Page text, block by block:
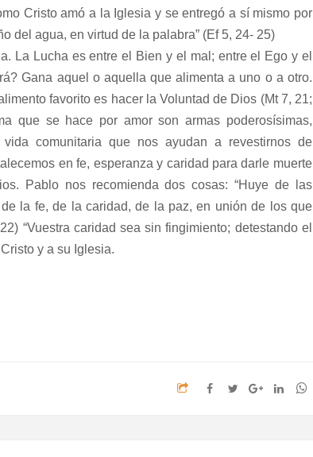
Cristo amó a la Iglesia y se entregó a sí mismo por
del agua, en virtud de la palabra” (Ef 5, 24- 25)
La Lucha es entre el Bien y el mal; entre el Ego y el
Gana aquel o aquella que alimenta a uno o a otro.
favorito es hacer la Voluntad de Dios (Mt 7, 21;
que se hace por amor son armas poderosísimas,
comunitaria que nos ayudan a revestirnos de
en fe, esperanza y caridad para darle muerte
Pablo nos recomienda dos cosas: “Huye de las
la fe, de la caridad, de la paz, en unión de los que
“Vuestra caridad sea sin fingimiento; detestando el
y a su Iglesia.